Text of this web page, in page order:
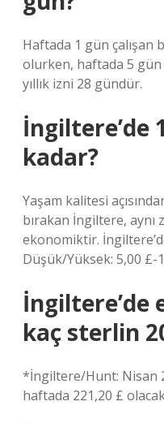
Haftada 1 gün çalışan
olurken, haftada 5 gün
yıllık izni 28 gündür.
İngiltere’de
kadar?
Yaşam kalitesi
bırakan İngiltere,
ekonomiktir.
Düşük/Yüksek: 5,00 £-
İngiltere’de
kaç sterlin
*İngiltere/Hunt: Nisan
haftada 221,20 £